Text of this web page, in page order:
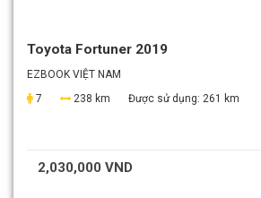
Toyota Fortuner 2019
EZBOOK VIỆT NAM
7
238 km Được sử dụng: 261 km
2,030,000 VND